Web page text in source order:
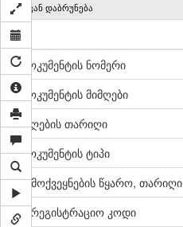
უკან დაბრუნება
დოკუმენტის ნომერი
დოკუმენტის მიმღები
მიღების თარიღი
დოკუმენტის ტიპი
გამოქვეყნების წყარო, თარიღი
სარეგისტრაციო კოდი